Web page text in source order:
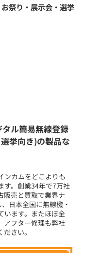
祭り・展示会・選挙
ル簡易無線登録
挙向き)の製品な
ンカムをどこよりも
す。創業34年で7万社
販売と買取で業界ナ
日本全国に無線機・
います。またほぼ全
アフター修理も弊社
さい。